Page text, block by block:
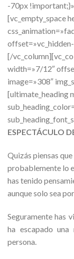
-70px
[vc_empty_space
[/
width=»7/12″
image=»308″
[ultimate_heading
ESPECTÁCULO
Quizás piensas
probablemente lo
has tenido
aunque solo sea
Seguramente has
ha escapado
persona.